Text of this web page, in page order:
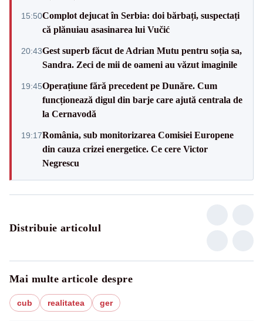
15:50Complot dejucat în Serbia: doi bărbați, suspectați
că plănuiau asasinarea lui Vučić
20:43Gest superb făcut de Adrian Mutu pentru soția sa,
Sandra. Zeci de mii de oameni au văzut imaginile
19:45Operațiune fără precedent pe Dunăre. Cum
funcționează digul din barje care ajută centrala de
la Cernavodă
19:17România, sub monitorizarea Comisiei Europene
din cauza crizei energetice. Ce cere Victor
Negrescu
Distribuie articolul
Mai multe articole despre
cub realitatea ger